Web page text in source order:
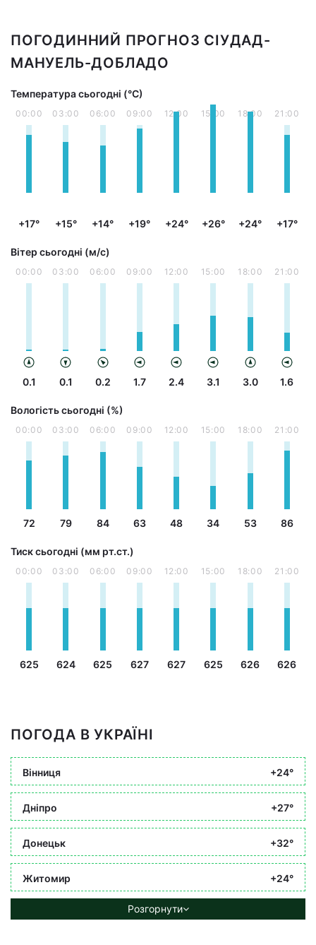
ПОГОДИННИЙ ПРОГНОЗ СІУДАД-
МАНУЕЛЬ-ДОБЛАДО
Температура сьогодні (°С)
00:00
+17°
03:00
+15°
06:00
+14°
09:00
+19°
12:00
+24°
15:00
+26°
18:00
+24°
21:00
+17°
Вітер сьогодні (м/с)
00:00
0.1
03:00
0.1
06:00
0.2
09:00
1.7
12:00
2.4
15:00
3.1
18:00
3.0
21:00
1.6
Вологість сьогодні (%)
00:00
72
03:00
79
06:00
84
09:00
63
12:00
48
15:00
34
18:00
53
21:00
86
Тиск сьогодні (мм рт.ст.)
00:00
625
03:00
624
06:00
625
09:00
627
12:00
627
15:00
625
18:00
626
21:00
626
ПОГОДА В УКРАЇНІ
Вінниця +24°
Дніпро +27°
Донецьк +32°
Житомир +24°
Розгорнути